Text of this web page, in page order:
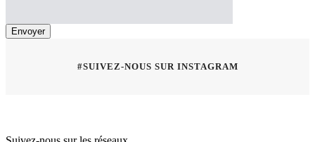
#SUIVEZ-NOUS SUR INSTAGRAM